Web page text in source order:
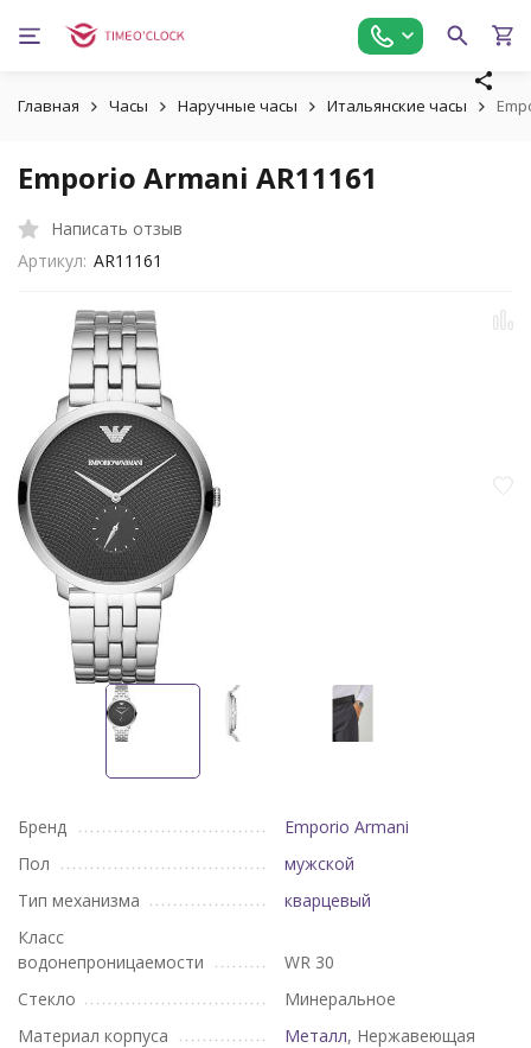
Главная Часы Наручные часы Итальянские часы
Emporio Armani AR11161
Написать отзыв
Артикул: AR11161
Бренд
Emporio Armani
Пол
мужской
Тип механизма
кварцевый
Класс
водонепроницаемости
WR 30
Стекло
Минеральное
Материал корпуса
Металл, Нержавеющая